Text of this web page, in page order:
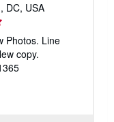
DC, USA
Photos. Line
copy.